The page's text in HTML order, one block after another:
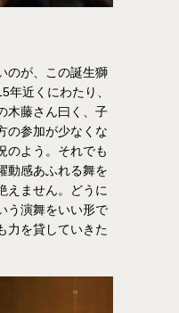
のが、この誕生獅
年近くにわたり、
木藤さん曰く、子
の参加が少なくな
のよう。それでも
動感あふれる舞を
えません。どうに
う演舞をいい形で
力を貸していきた